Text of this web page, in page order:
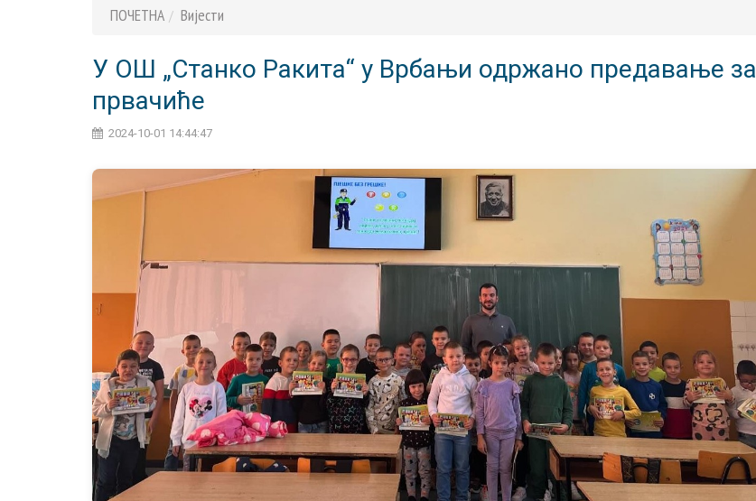
ПОЧЕТНА Вијести
У ОШ „Станко Ракита“ у Врбањи одржано предавање за
првачиће
2024-10-01 14:44:47